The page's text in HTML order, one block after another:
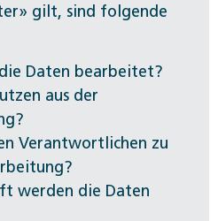
gilt, sind folgende
Daten bearbeitet?
aus der
Verantwortlichen zu
werden die Daten